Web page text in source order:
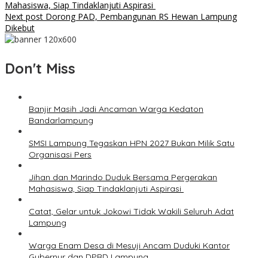
Mahasiswa, Siap Tindaklanjuti Aspirasi
Next post Dorong PAD, Pembangunan RS Hewan Lampung
Dikebut
Don't Miss
Banjir Masih Jadi Ancaman Warga Kedaton
Bandarlampung
SMSI Lampung Tegaskan HPN 2027 Bukan Milik Satu
Organisasi Pers
Jihan dan Marindo Duduk Bersama Pergerakan
Mahasiswa, Siap Tindaklanjuti Aspirasi
Catat, Gelar untuk Jokowi Tidak Wakili Seluruh Adat
Lampung
Warga Enam Desa di Mesuji Ancam Duduki Kantor